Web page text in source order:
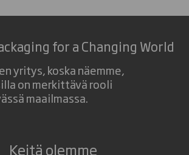
for a Changing World
yritys, koska näemme,
on merkittävä rooli
maailmassa.
Keitä olemme